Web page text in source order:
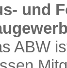
und
ABW